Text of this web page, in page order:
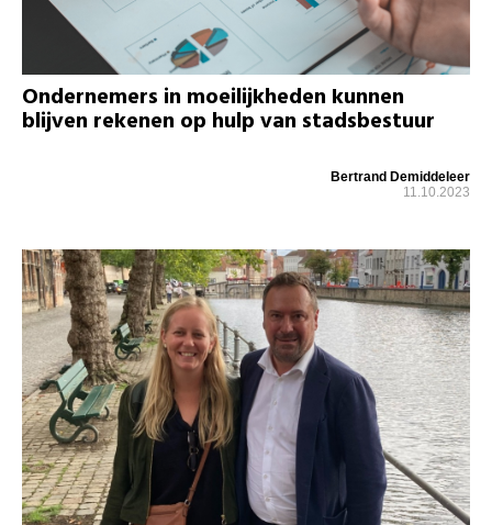
Ondernemers in moeilijkheden kunnen
blijven rekenen op hulp van stadsbestuur
Bertrand Demiddeleer
11.10.2023